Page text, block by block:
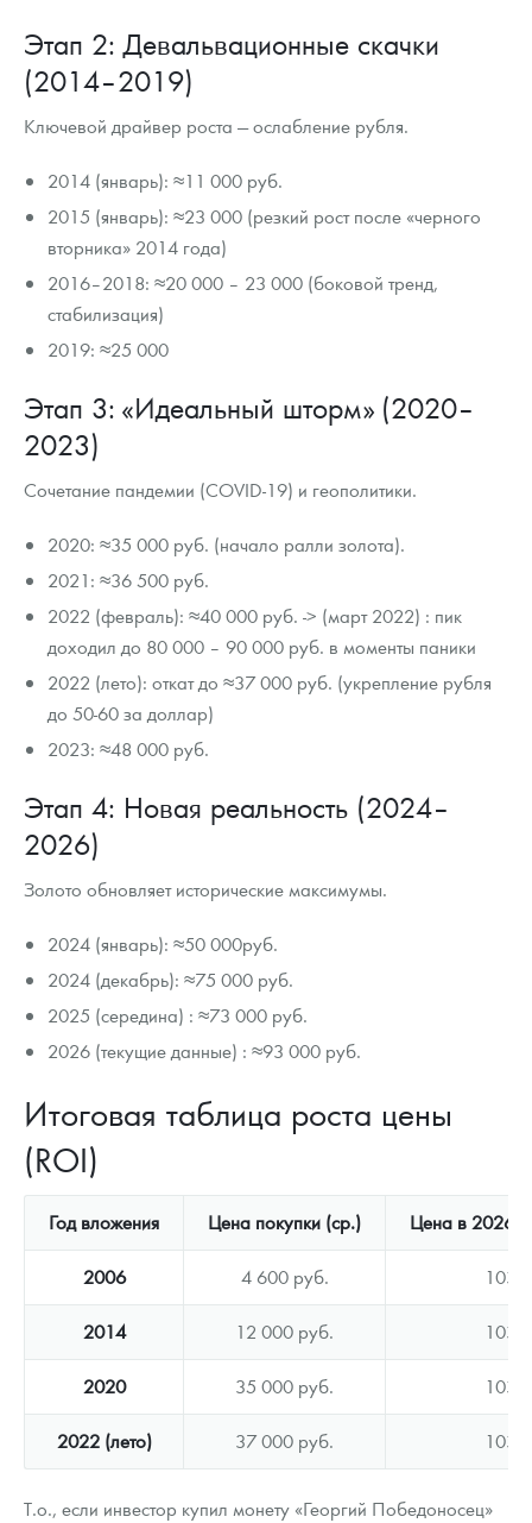
Этап 2: Девальвационные скачки
(2014–2019)
Ключевой драйвер роста — ослабление рубля.
2014 (январь): ≈11 000 руб.
2015 (январь): ≈23 000 (резкий рост после «черного
вторника» 2014 года)
2016–2018: ≈20 000 – 23 000 (боковой тренд,
стабилизация)
2019: ≈25 000
Этап 3: «Идеальный шторм» (2020–
2023)
Сочетание пандемии (COVID-19) и геополитики.
2020: ≈35 000 руб. (начало ралли золота).
2021: ≈36 500 руб.
2022 (февраль): ≈40 000 руб. -> (март 2022) : пик
доходил до 80 000 – 90 000 руб. в моменты паники
2022 (лето): откат до ≈37 000 руб. (укрепление рубля
до 50-60 за доллар)
2023: ≈48 000 руб.
Этап 4: Новая реальность (2024–
2026)
Золото обновляет исторические максимумы.
2024 (январь): ≈50 000руб.
2024 (декабрь): ≈75 000 руб.
2025 (середина) : ≈73 000 руб.
2026 (текущие данные) : ≈93 000 руб.
Итоговая таблица роста цены
(ROI)
Год вложения Цена покупки (ср.) Цена в 2026
2006 4 600 руб. 103
2014 12 000 руб. 103
2020 35 000 руб. 103
2022 (лето) 37 000 руб. 103
Т.о., если инвестор купил монету «Георгий Победоносец»